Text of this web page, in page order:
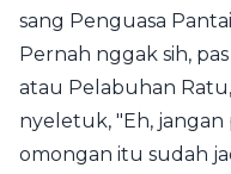
sang Penguasa
Pernah nggak sih,
atau Pelabuhan
nyeletuk, "Eh, jangan
omongan itu sudah